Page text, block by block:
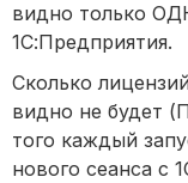
видно только
1С:Предприятия.
Сколько
видно не будет
того каждый
нового сеанса с